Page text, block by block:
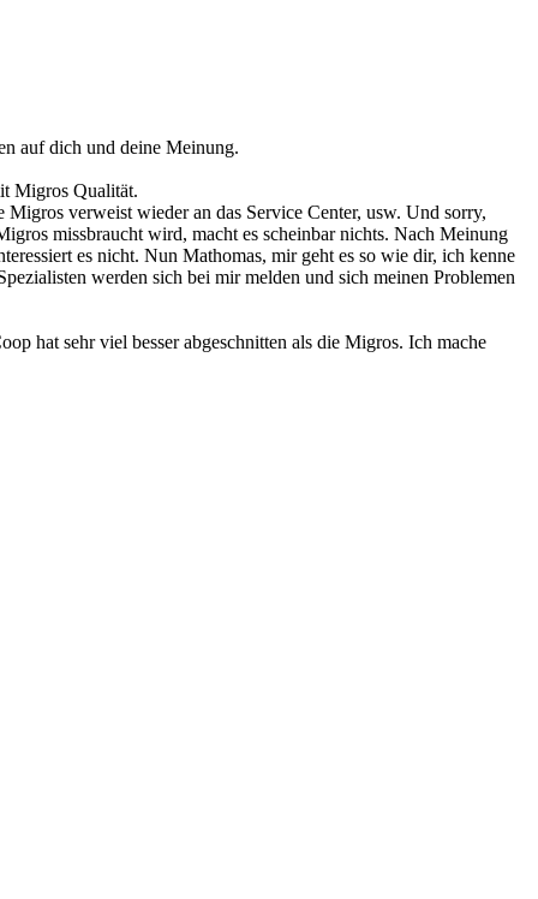
auf dich und deine Meinung.
Migros Qualität.
verweist wieder an das Service Center, usw. Und sorry,
missbraucht wird, macht es scheinbar nichts. Nach Meinung
es nicht. Nun Mathomas, mir geht es so wie dir, ich kenne
werden sich bei mir melden und sich meinen Problemen
hat sehr viel besser abgeschnitten als die Migros. Ich mache